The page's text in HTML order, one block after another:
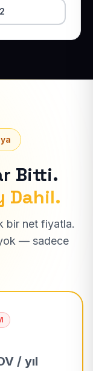
Bitti.
Dahil.
bir net fiyatla.
— sadece
/ yıl